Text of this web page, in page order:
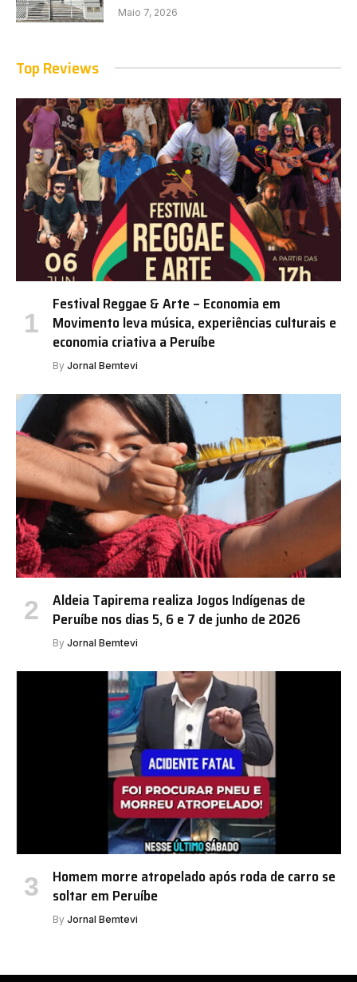
Maio 7, 2026
Top Reviews
Festival Reggae & Arte – Economia em
Movimento leva música, experiências culturais e
economia criativa a Peruíbe
By Jornal Bemtevi
Aldeia Tapirema realiza Jogos Indígenas de
Peruíbe nos dias 5, 6 e 7 de junho de 2026
By Jornal Bemtevi
Homem morre atropelado após roda de carro se
soltar em Peruíbe
By Jornal Bemtevi